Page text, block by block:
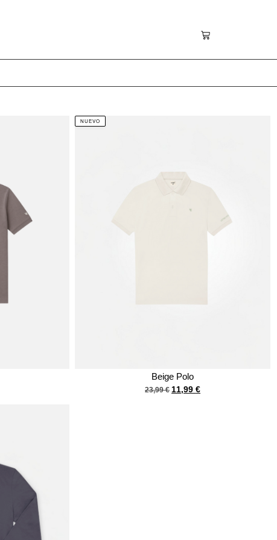
NUEVO
Beige Polo
23,99€ 11,99€